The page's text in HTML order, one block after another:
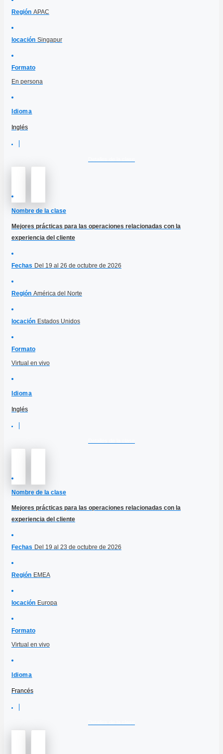
Región APAC
locación Singapur
Formato
En persona
Idioma
Inglés
Nombre de la clase
Mejores prácticas para las operaciones relacionadas con la
experiencia del cliente
Fechas Del 19 al 26 de octubre de 2026
Región América del Norte
locación Estados Unidos
Formato
Virtual en vivo
Idioma
Inglés
Nombre de la clase
Mejores prácticas para las operaciones relacionadas con la
experiencia del cliente
Fechas Del 19 al 23 de octubre de 2026
Región EMEA
locación Europa
Formato
Virtual en vivo
Idioma
Francés